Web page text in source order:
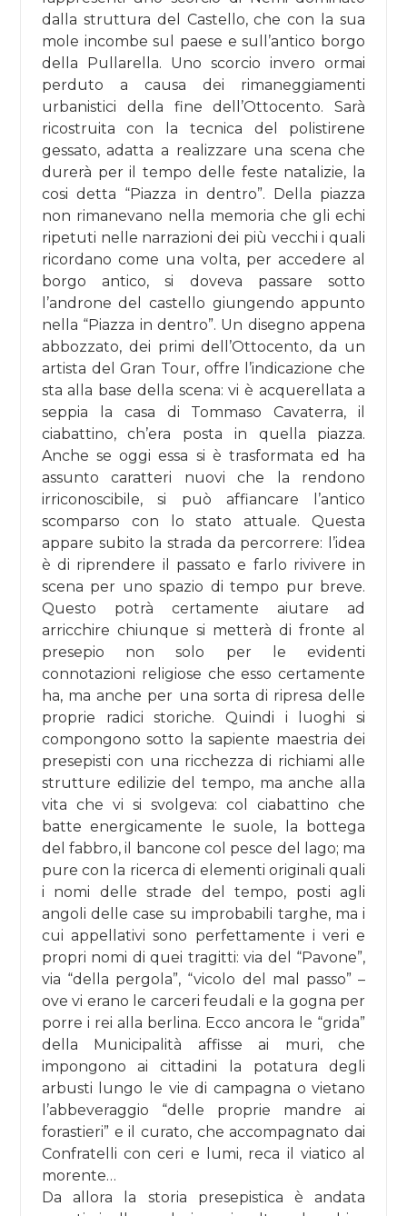
dalla struttura del Castello, che con la sua
mole incombe sul paese e sull’antico borgo
della Pullarella. Uno scorcio invero ormai
perduto a causa dei rimaneggiamenti
urbanistici della fine dell’Ottocento. Sarà
ricostruita con la tecnica del polistirene
gessato, adatta a realizzare una scena che
durerà per il tempo delle feste natalizie, la
cosi detta “Piazza in dentro”. Della piazza
non rimanevano nella memoria che gli echi
ripetuti nelle narrazioni dei più vecchi i quali
ricordano come una volta, per accedere al
borgo antico, si doveva passare sotto
l’androne del castello giungendo appunto
nella “Piazza in dentro”. Un disegno appena
abbozzato, dei primi dell’Ottocento, da un
artista del Gran Tour, offre l’indicazione che
sta alla base della scena: vi è acquerellata a
seppia la casa di Tommaso Cavaterra, il
ciabattino, ch’era posta in quella piazza.
Anche se oggi essa si è trasformata ed ha
assunto caratteri nuovi che la rendono
irriconoscibile, si può affiancare l’antico
scomparso con lo stato attuale. Questa
appare subito la strada da percorrere: l’idea
è di riprendere il passato e farlo rivivere in
scena per uno spazio di tempo pur breve.
Questo potrà certamente aiutare ad
arricchire chiunque si metterà di fronte al
presepio non solo per le evidenti
connotazioni religiose che esso certamente
ha, ma anche per una sorta di ripresa delle
proprie radici storiche. Quindi i luoghi si
compongono sotto la sapiente maestria dei
presepisti con una ricchezza di richiami alle
strutture edilizie del tempo, ma anche alla
vita che vi si svolgeva: col ciabattino che
batte energicamente le suole, la bottega
del fabbro, il bancone col pesce del lago; ma
pure con la ricerca di elementi originali quali
i nomi delle strade del tempo, posti agli
angoli delle case su improbabili targhe, ma i
cui appellativi sono perfettamente i veri e
propri nomi di quei tragitti: via del “Pavone”,
via “della pergola”, “vicolo del mal passo” –
ove vi erano le carceri feudali e la gogna per
porre i rei alla berlina. Ecco ancora le “grida”
della Municipalità affisse ai muri, che
impongono ai cittadini la potatura degli
arbusti lungo le vie di campagna o vietano
l’abbeveraggio “delle proprie mandre ai
forastieri” e il curato, che accompagnato dai
Confratelli con ceri e lumi, reca il viatico al
morente…
Da allora la storia presepistica è andata